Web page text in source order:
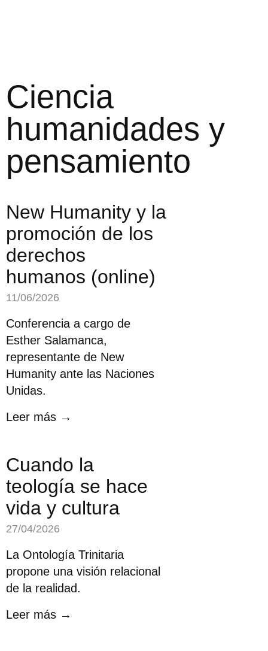
Ciencia
humanidades y
pensamiento
New Humanity y la
promoción de los
derechos
humanos (online)
11/06/2026
Conferencia a cargo de
Esther Salamanca,
representante de New
Humanity ante las Naciones
Unidas.
Leer más →
Cuando la
teología se hace
vida y cultura
27/04/2026
La Ontología Trinitaria
propone una visión relacional
de la realidad.
Leer más →